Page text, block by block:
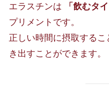
エラスチンは 「飲むタ
プリメントです。
正しい時間に摂取するこ
き出すことができます。